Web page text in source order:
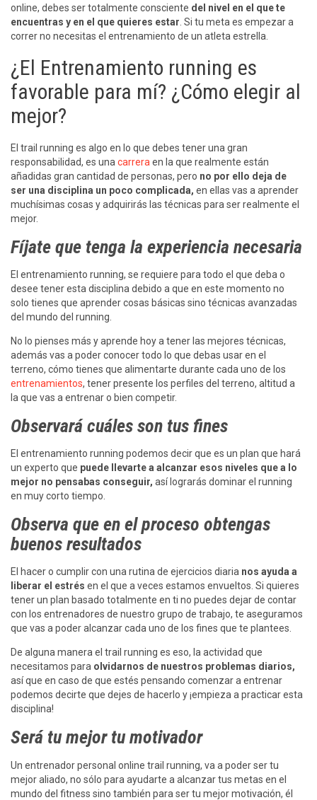
online, debes ser totalmente consciente del nivel en el que te
encuentras y en el que quieres estar . Si tu meta es empezar a
correr no necesitas el entrenamiento de un atleta estrella.
¿El Entrenamiento running es
favorable para mí? ¿Cómo elegir al
mejor?
El trail running es algo en lo que debes tener una gran
responsabilidad, es una carrera en la que realmente están
añadidas gran cantidad de personas, pero no por ello deja de
ser una disciplina un poco complicada, en ellas vas a aprender
muchísimas cosas y adquirirás las técnicas para ser realmente el
mejor.
Fíjate que tenga la experiencia necesaria
El entrenamiento running, se requiere para todo el que deba o
desee tener esta disciplina debido a que en este momento no
solo tienes que aprender cosas básicas sino técnicas avanzadas
del mundo del running.
No lo pienses más y aprende hoy a tener las mejores técnicas,
además vas a poder conocer todo lo que debas usar en el
terreno, cómo tienes que alimentarte durante cada uno de los
entrenamientos, tener presente los perfiles del terreno, altitud a
la que vas a entrenar o bien competir.
Observará cuáles son tus fines
El entrenamiento running podemos decir que es un plan que hará
un experto que puede llevarte a alcanzar esos niveles que a lo
mejor no pensabas conseguir, así lograrás dominar el running
en muy corto tiempo.
Observa que en el proceso obtengas
buenos resultados
El hacer o cumplir con una rutina de ejercicios diaria nos ayuda a
liberar el estrés en el que a veces estamos envueltos. Si quieres
tener un plan basado totalmente en ti no puedes dejar de contar
con los entrenadores de nuestro grupo de trabajo, te aseguramos
que vas a poder alcanzar cada uno de los fines que te plantees.
De alguna manera el trail running es eso, la actividad que
necesitamos para olvidarnos de nuestros problemas diarios,
así que en caso de que estés pensando comenzar a entrenar
podemos decirte que dejes de hacerlo y ¡empieza a practicar esta
disciplina!
Será tu mejor tu motivador
Un entrenador personal online trail running, va a poder ser tu
mejor aliado, no sólo para ayudarte a alcanzar tus metas en el
mundo del fitness sino también para ser tu mejor motivación, él